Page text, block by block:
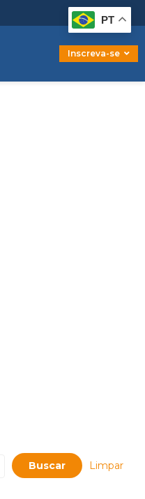
Inscreva-se
Graduação
Pós-Graduação
Mestrado
Doutorado
Limpar
PT